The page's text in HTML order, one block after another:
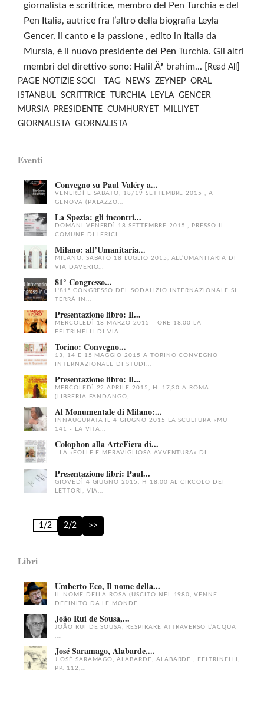
giornalista e scrittrice, membro del Pen Turchia e del
Pen Italia, autrice fra l’altro della biografia Leyla
Gencer, il canto e la passione , edito in Italia da
Mursia, è il nuovo presidente del Pen Turchia. Gli altri
membri del direttivo sono: Halil Äª brahim... [ Read All ]
PAGE NOTIZIE SOCI TAG NEWS ZEYNEP ORAL
ISTANBUL SCRITTRICE TURCHIA LEYLA GENCER
MURSIA
PRESIDENTE CUMHURYET
MILLIYET
GIORNALISTA GIORNALISTA
Eventi
Convegno su Paul Valéry a...
VENERDÌ E SABATO, 18/19 SETTEMBRE 2015 , A
GENOVA (PALAZZO...
La Spezia: gli incontri...
DOMANI VENERDÌ 18 SETTEMBRE 2015 , PRESSO IL
COMUNE DI LERICI...
Milano: all’Umanitaria...
MILANO, SABATO 18 LUGLIO 2015, ALL’UMANITARIA DI
VIA DAVERIO...
81° Congresso...
L'81° CONGRESSO DEL SODALIZIO INTERNAZIONALE SI
TERRÀ IN...
Presentazione libro: Il...
MERCOLEDÌ 18 MARZO 2015 - ORE 18,00 LA
FELTRINELLI DI VIA...
Torino: Convegno...
13, 14 E 15 MAGGIO 2015 A TORINO CONVEGNO
INTERNAZIONALE DI STUDI...
Presentazione libro: Il...
MERCOLEDÌ 22 APRILE 2015, H. 17,30 A ROMA
(LIBRERIA FANDANGO,...
Al Monumentale di Milano:...
INNAUGURATA IL 4 GIUGNO 2015 LA SCULTURA «MU
141 - LA VITA...
Colophon alla ArteFiera di...
LA «FOLLE E MERAVIGLIOSA AVVENTURA» DI...
Presentazione libri: Paul...
GIOVEDÌ 4 GIUGNO 2015, H 18.00 AL CIRCOLO DEI
LETTORI, VIA...
1/2 2/2 >>
Libri
Umberto Eco, Il nome della...
IL NOME DELLA ROSA (USCITO NEL 1980, VENNE
DEFINITO DA LE MONDE...
João Rui de Sousa,...
JOÃO RUI DE SOUSA, RESPIRARE ATTRAVERSO L’ACQUA
,...
José Saramago, Alabarde,...
J OSÉ SARAMAGO, ALABARDE, ALABARDE , FELTRINELLI,
PP. 112,...